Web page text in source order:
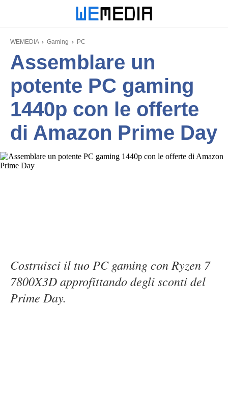
WEMEDIA Gaming PC
Assemblare un
potente PC gaming
1440p con le offerte
di Amazon Prime Day
Costruisci il tuo PC gaming con Ryzen 7
7800X3D approfittando degli sconti del
Prime Day.